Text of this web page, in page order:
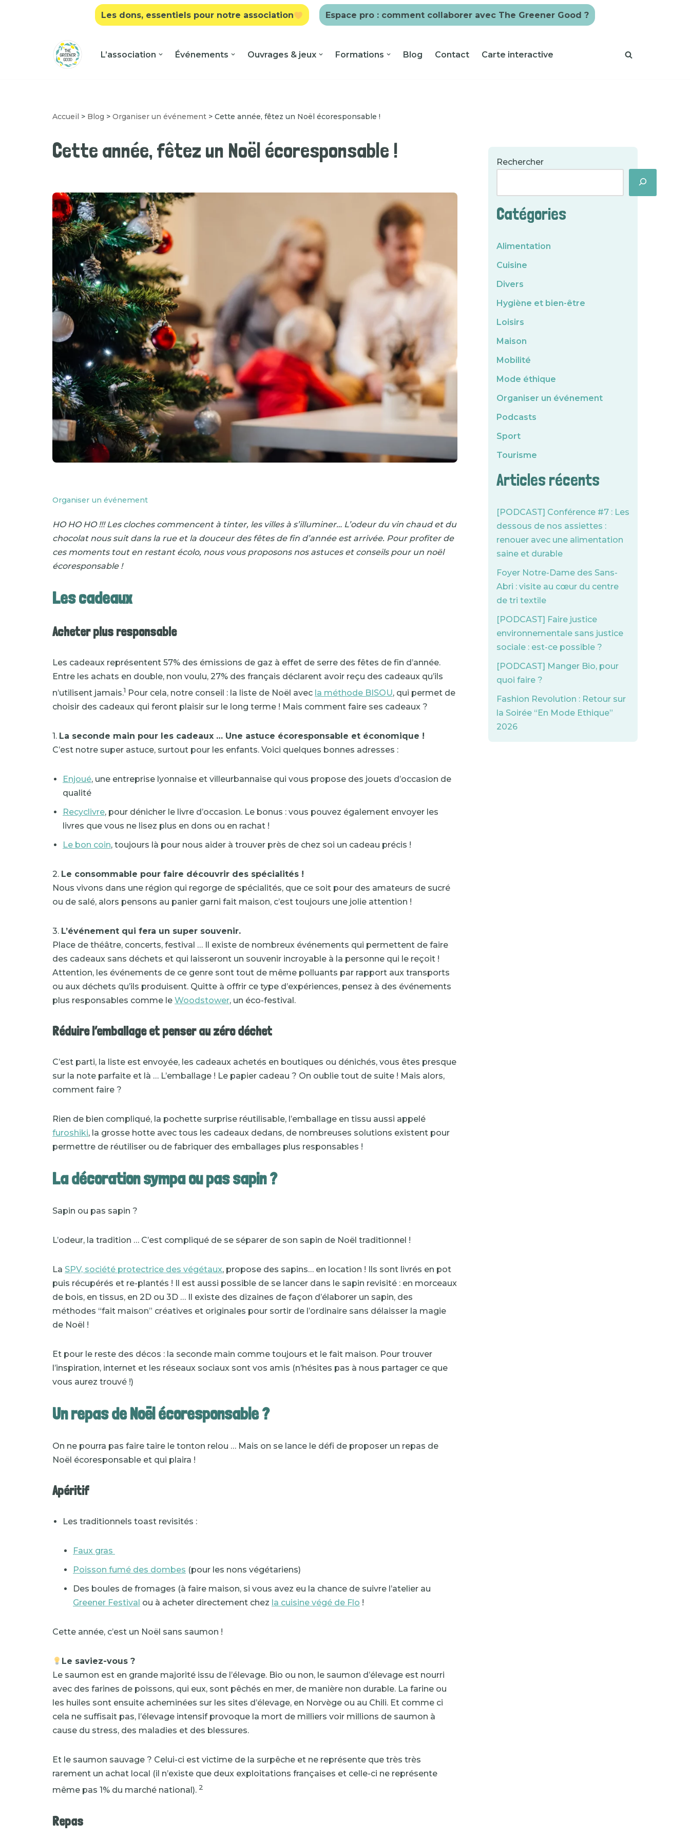
Les dons, essentiels pour notre association Espace pro : comment collaborer avec The Greener Good ?
L’association Événements Ouvrages & jeux Formations Blog Contact Carte interactive
Accueil > Blog > Organiser un événement > Cette année, fêtez un Noël écoresponsable !
Cette année, fêtez un Noël écoresponsable !
Organiser un événement
HO HO HO !!! Les cloches commencent à tinter, les villes à s’illuminer… L’odeur du vin chaud et du
chocolat nous suit dans la rue et la douceur des fêtes de fin d’année est arrivée. Pour profiter de
ces moments tout en restant écolo, nous vous proposons nos astuces et conseils pour un noël
écoresponsable !
Les cadeaux
Acheter plus responsable
Les cadeaux représentent 57% des émissions de gaz à effet de serre des fêtes de fin d’année.
Entre les achats en double, non voulu, 27% des français déclarent avoir reçu des cadeaux qu’ils
n’utilisent jamais.1 Pour cela, notre conseil : la liste de Noël avec la méthode BISOU, qui permet de
choisir des cadeaux qui feront plaisir sur le long terme ! Mais comment faire ses cadeaux ?
1. La seconde main pour les cadeaux … Une astuce écoresponsable et économique !
C’est notre super astuce, surtout pour les enfants. Voici quelques bonnes adresses :
Enjoué, une entreprise lyonnaise et villeurbannaise qui vous propose des jouets d’occasion de
qualité
Recyclivre, pour dénicher le livre d’occasion. Le bonus : vous pouvez également envoyer les
livres que vous ne lisez plus en dons ou en rachat !
Le bon coin, toujours là pour nous aider à trouver près de chez soi un cadeau précis !
2. Le consommable pour faire découvrir des spécialités !
Nous vivons dans une région qui regorge de spécialités, que ce soit pour des amateurs de sucré
ou de salé, alors pensons au panier garni fait maison, c’est toujours une jolie attention !
3. L’événement qui fera un super souvenir.
Place de théâtre, concerts, festival … Il existe de nombreux événements qui permettent de faire
des cadeaux sans déchets et qui laisseront un souvenir incroyable à la personne qui le reçoit !
Attention, les événements de ce genre sont tout de même polluants par rapport aux transports
ou aux déchets qu’ils produisent. Quitte à offrir ce type d’expériences, pensez à des événements
plus responsables comme le Woodstower, un éco-festival.
Réduire l’emballage et penser au zéro déchet
C’est parti, la liste est envoyée, les cadeaux achetés en boutiques ou dénichés, vous êtes presque
sur la note parfaite et là … L’emballage ! Le papier cadeau ? On oublie tout de suite ! Mais alors,
comment faire ?
Rien de bien compliqué, la pochette surprise réutilisable, l’emballage en tissu aussi appelé
furoshiki, la grosse hotte avec tous les cadeaux dedans, de nombreuses solutions existent pour
permettre de réutiliser ou de fabriquer des emballages plus responsables !
La décoration sympa ou pas sapin ?
Sapin ou pas sapin ?
L’odeur, la tradition … C’est compliqué de se séparer de son sapin de Noël traditionnel !
La SPV, société protectrice des végétaux, propose des sapins… en location ! Ils sont livrés en pot
puis récupérés et re-plantés ! Il est aussi possible de se lancer dans le sapin revisité : en morceaux
de bois, en tissus, en 2D ou 3D … Il existe des dizaines de façon d’élaborer un sapin, des
méthodes “fait maison” créatives et originales pour sortir de l’ordinaire sans délaisser la magie
de Noël !
Et pour le reste des décos : la seconde main comme toujours et le fait maison. Pour trouver
l’inspiration, internet et les réseaux sociaux sont vos amis (n’hésites pas à nous partager ce que
vous aurez trouvé !)
Un repas de Noël écoresponsable ?
On ne pourra pas faire taire le tonton relou … Mais on se lance le défi de proposer un repas de
Noël écoresponsable et qui plaira !
Apéritif
Les traditionnels toast revisités :
Faux gras
Poisson fumé des dombes (pour les nons végétariens)
Des boules de fromages (à faire maison, si vous avez eu la chance de suivre l’atelier au
Greener Festival ou à acheter directement chez la cuisine végé de Flo !
Cette année, c’est un Noël sans saumon !
Le saviez-vous ?
Le saumon est en grande majorité issu de l’élevage. Bio ou non, le saumon d’élevage est nourri
avec des farines de poissons, qui eux, sont pêchés en mer, de manière non durable. La farine ou
les huiles sont ensuite acheminées sur les sites d’élevage, en Norvège ou au Chili. Et comme ci
cela ne suffisait pas, l’élevage intensif provoque la mort de milliers voir millions de saumon à
cause du stress, des maladies et des blessures.
Et le saumon sauvage ? Celui-ci est victime de la surpêche et ne représente que très très
rarement un achat local (il n’existe que deux exploitations françaises et celle-ci ne représente
même pas 1% du marché national). 2
Repas
Rechercher
Catégories
Alimentation
Cuisine
Divers
Hygiène et bien-être
Loisirs
Maison
Mobilité
Mode éthique
Organiser un événement
Podcasts
Sport
Tourisme
Articles récents
[PODCAST] Conférence #7 : Les
dessous de nos assiettes :
renouer avec une alimentation
saine et durable
Foyer Notre-Dame des Sans-
Abri : visite au cœur du centre
de tri textile
[PODCAST] Faire justice
environnementale sans justice
sociale : est-ce possible ?
[PODCAST] Manger Bio, pour
quoi faire ?
Fashion Revolution : Retour sur
la Soirée “En Mode Ethique”
2026